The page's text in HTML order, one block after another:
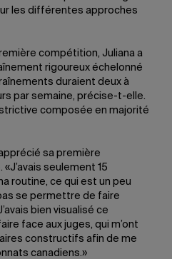
les différentes approches
compétition, Juliana a
rigoureux échelonné
duraient deux à
par semaine, précise-t-elle.
composée en majorité
sa première
seulement 15
routine, ce qui est un peu
se permettre de faire
bien visualisé ce
face aux juges, qui m’ont
constructifs afin de me
canadiens.»